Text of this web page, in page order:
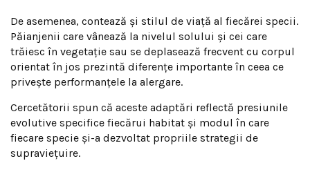
De asemenea, contează și stilul de viață al fiecărei specii.
Păianjenii care vânează la nivelul solului și cei care
trăiesc în vegetație sau se deplasează frecvent cu corpul
orientat în jos prezintă diferențe importante în ceea ce
privește performanțele la alergare.
Cercetătorii spun că aceste adaptări reflectă presiunile
evolutive specifice fiecărui habitat și modul în care
fiecare specie și-a dezvoltat propriile strategii de
supraviețuire.